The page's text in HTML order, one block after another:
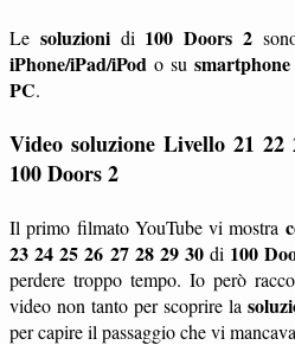
Le soluzionidi 100 Doors 2
iPhone/iPad/iPod o su smartphone
PC.
Video soluzione Livello 21
100 Doors 2
Il primo filmato YouTube vi mostra
23 24 25 26 27 28 29 30di 100
perdere troppo tempo. Io però
video non tanto per scoprire la
per capire il passaggio che vi